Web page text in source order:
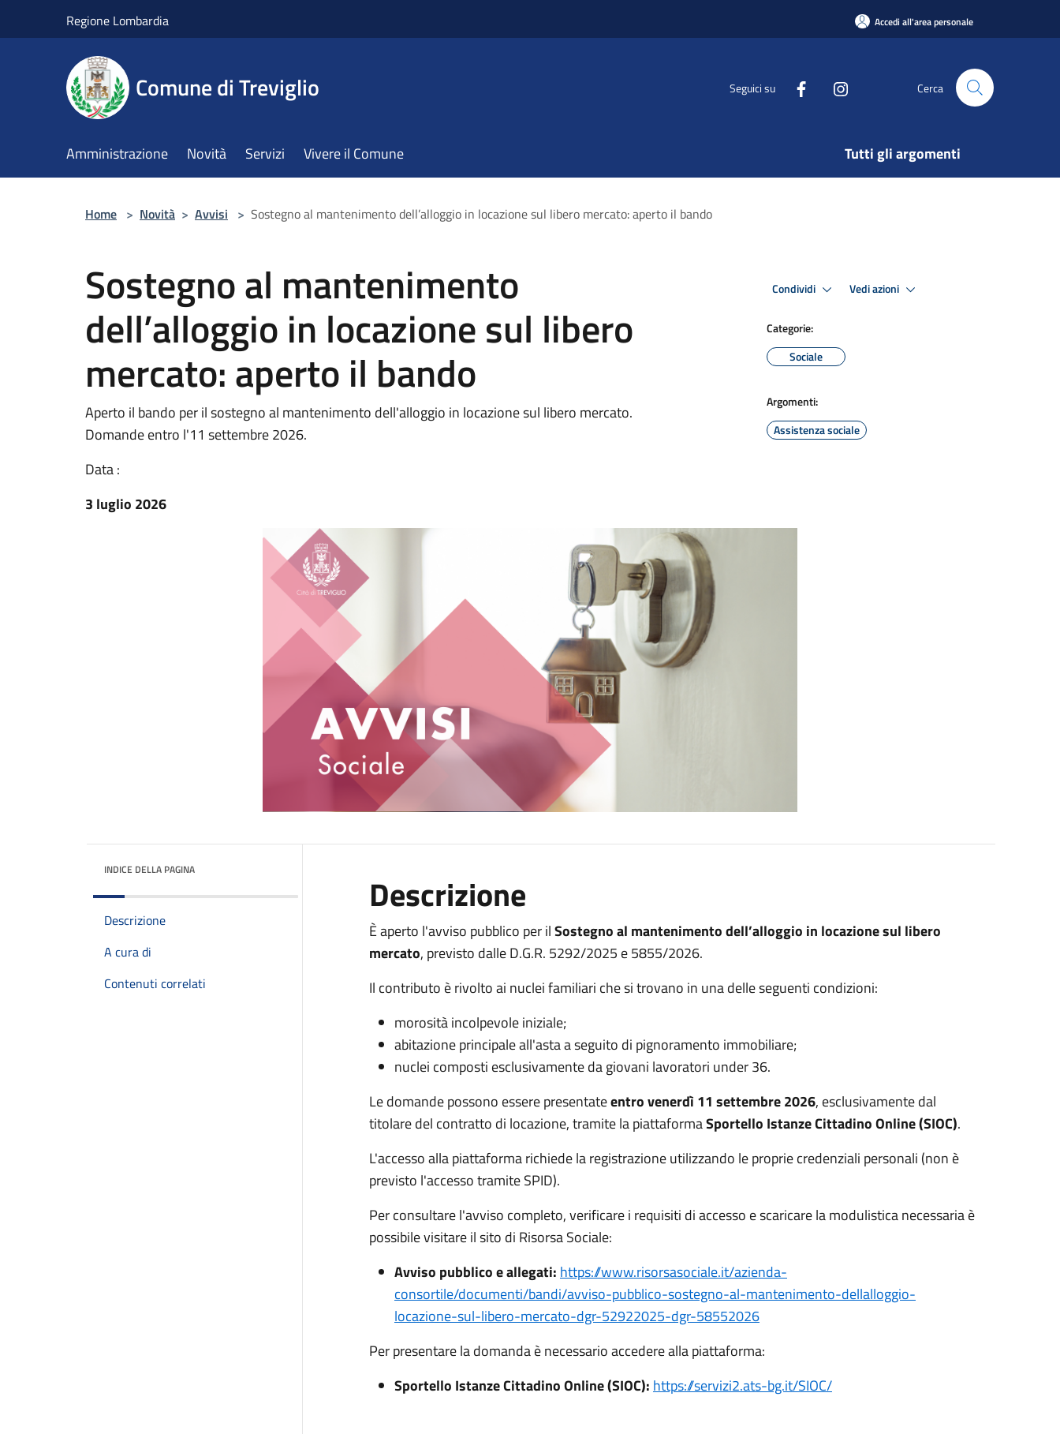
Regione Lombardia Accedi all'area personale
Comune di Treviglio Seguici su Cerca
Amministrazione Novità Servizi Vivere il Comune Tutti gli argomenti
Home > Novità > Avvisi > Sostegno al mantenimento dell’alloggio in locazione sul libero mercato: aperto il bando
Sostegno al mantenimento
dell’alloggio in locazione sul libero
mercato: aperto il bando
Aperto il bando per il sostegno al mantenimento dell'alloggio in locazione sul libero mercato.
Domande entro l'11 settembre 2026.
Data :
3 luglio 2026
Condividi Vedi azioni
Categorie:
Sociale
Argomenti:
Assistenza sociale
INDICE DELLA PAGINA
Descrizione
A cura di
Contenuti correlati
Descrizione
È aperto l'avviso pubblico per ilSostegno al mantenimento dell’alloggio in locazione sul libero
mercato, previsto dalle D.G.R. 5292/2025 e 5855/2026.
Il contributo è rivolto ai nuclei familiari che si trovano in una delle seguenti condizioni:
morosità incolpevole iniziale;
abitazione principale all'asta a seguito di pignoramento immobiliare;
nuclei composti esclusivamente da giovani lavoratori under 36.
Le domande possono essere presentateentro venerdì 11 settembre 2026, esclusivamente dal
titolare del contratto di locazione, tramite la piattaformaSportello Istanze Cittadino Online (SIOC).
L'accesso alla piattaforma richiede la registrazione utilizzando le proprie credenziali personali (non è
previsto l'accesso tramite SPID).
Per consultare l'avviso completo, verificare i requisiti di accesso e scaricare la modulistica necessaria è
possibile visitare il sito di Risorsa Sociale:
Avviso pubblico e allegati: https://www.risorsasociale.it/azienda-
consortile/documenti/bandi/avviso-pubblico-sostegno-al-mantenimento-dellalloggio-
locazione-sul-libero-mercato-dgr-52922025-dgr-58552026
Per presentare la domanda è necessario accedere alla piattaforma:
Sportello Istanze Cittadino Online (SIOC): https://servizi2.ats-bg.it/SIOC/